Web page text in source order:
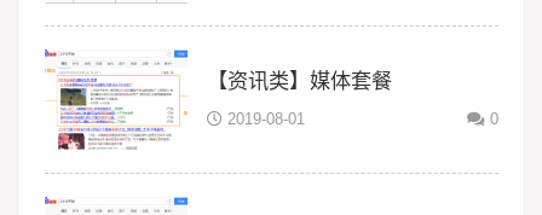
【资讯类】媒体套餐
2019-08-01 0